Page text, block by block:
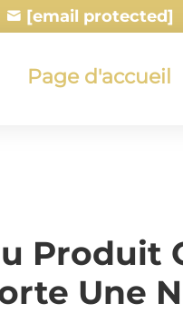
[email protected]
Page d'accueil
Produit
Une